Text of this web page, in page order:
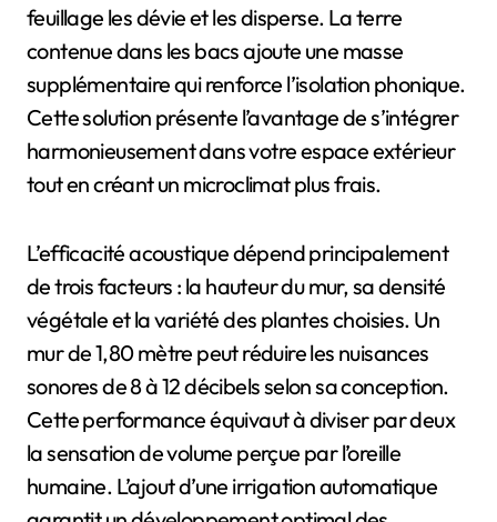
feuillage les dévie et les disperse. La terre
contenue dans les bacs ajoute une masse
supplémentaire qui renforce l’isolation phonique.
Cette solution présente l’avantage de s’intégrer
harmonieusement dans votre espace extérieur
tout en créant un microclimat plus frais.
L’efficacité acoustique dépend principalement
de trois facteurs : la hauteur du mur, sa densité
végétale et la variété des plantes choisies. Un
mur de 1,80 mètre peut réduire les nuisances
sonores de 8 à 12 décibels selon sa conception.
Cette performance équivaut à diviser par deux
la sensation de volume perçue par l’oreille
humaine. L’ajout d’une irrigation automatique